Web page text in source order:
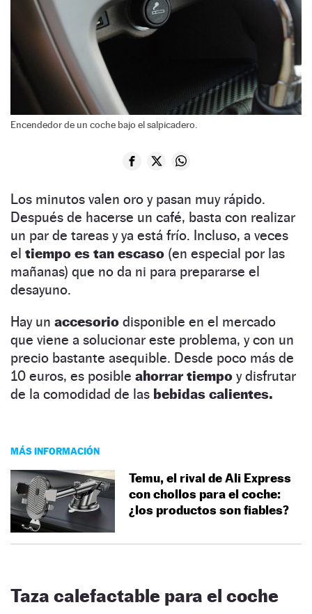
Encendedor de un coche bajo el salpicadero.
Los minutos valen oro y pasan muy rápido.
Después de hacerse un café, basta con realizar
un par de tareas y ya está frío. Incluso, a veces
el tiempo es tan escaso (en especial por las
mañanas) que no da ni para prepararse el
desayuno.
Hay un accesorio disponible en el mercado
que viene a solucionar este problema, y con un
precio bastante asequible. Desde poco más de
10 euros, es posible ahorrar tiempo y disfrutar
de la comodidad de las bebidas calientes.
MÁS INFORMACIÓN
Temu, el rival de Ali Express
con chollos para el coche:
¿los productos son fiables?
Taza calefactable para el coche